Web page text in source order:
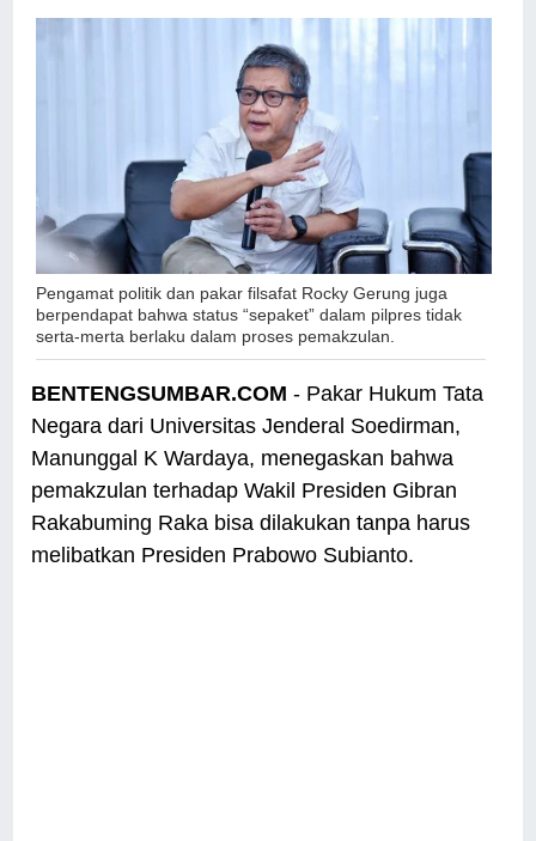
Pengamat politik dan pakar filsafat Rocky Gerung juga
berpendapat bahwa status “sepaket” dalam pilpres tidak
serta-merta berlaku dalam proses pemakzulan.
BENTENGSUMBAR.COM - Pakar Hukum Tata
Negara dari Universitas Jenderal Soedirman,
Manunggal K Wardaya, menegaskan bahwa
pemakzulan terhadap Wakil Presiden Gibran
Rakabuming Raka bisa dilakukan tanpa harus
melibatkan Presiden Prabowo Subianto.